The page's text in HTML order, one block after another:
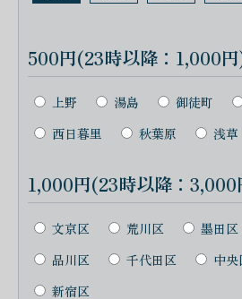
500円(23時以降：1,000
上野 湯島 御徒町
西日暮里
秋葉原 浅草
1,000円(23時以降：3,000
文京区 荒川区 墨田区
品川区
千代田区 中央
新宿区